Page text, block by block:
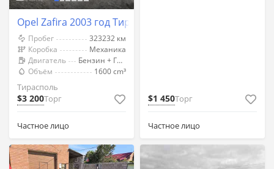
Opel Zafira 2003 год Тирасполь
Пробег
323232 км
Коробка
Механика
Двигатель
Бензин + Газ (Метан)
Объём
1600 cm³
Тирасполь
$3 200Торг
Частное лицо
$1 450Торг
Частное лицо